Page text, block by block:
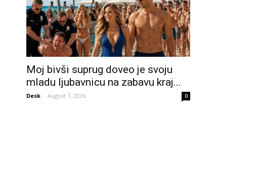
Moj bivši suprug doveo je svoju
mladu ljubavnicu na zabavu kraj...
Desk - August 7, 2026 0